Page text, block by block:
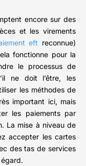
encore sur des
et les virements
eft reconnue)
fonctionne pour la
le processus de
ne doit l’être, les
les méthodes de
important ici, mais
les paiements par
La mise à niveau de
accepter les cartes
des tas de services